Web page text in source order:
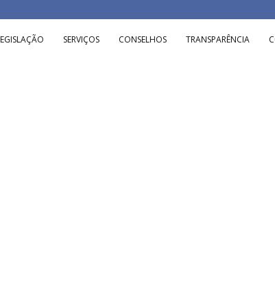
SERVIÇOS CONSELHOS TRANSPARÊNCIA